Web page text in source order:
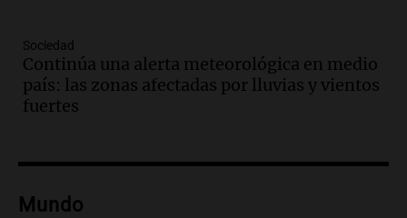
avanza con testimonios clave sobre el
accidente en Villa Dolores
Panorama Federal
tributo todos los jueves
Episodios
Sociedad
Continúa una alerta meteorológica en medio
país: las zonas afectadas por lluvias y vientos
fuertes
Mundo